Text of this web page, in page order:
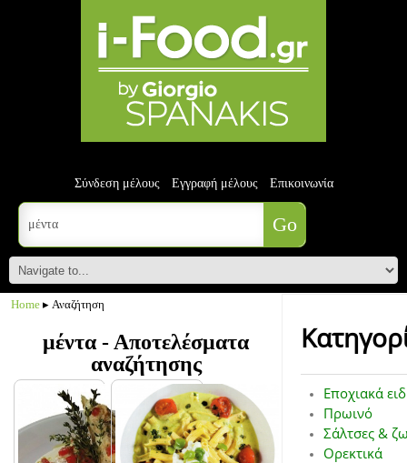
Σύνδεση μέλους Εγγραφή μέλους Επικοινωνία
Home ▸ Αναζήτηση
μέντα - Αποτελέσματα
αναζήτησης
Εποχιακά
Πρωινό
Σάλτσες &
Ορεκτικά